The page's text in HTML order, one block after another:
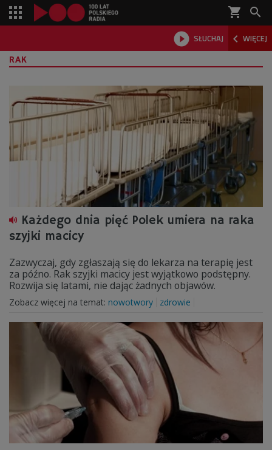
shopping_cart 
 SŁUCHAJ  WIĘCEJ

RAK
Każdego dnia pięć Polek umiera na raka
szyjki macicy
Zazwyczaj, gdy zgłaszają się do lekarza na terapię jest
za późno. Rak szyjki macicy jest wyjątkowo podstępny.
Rozwija się latami, nie dając żadnych objawów.
Zobacz więcej na temat: nowotwory zdrowie